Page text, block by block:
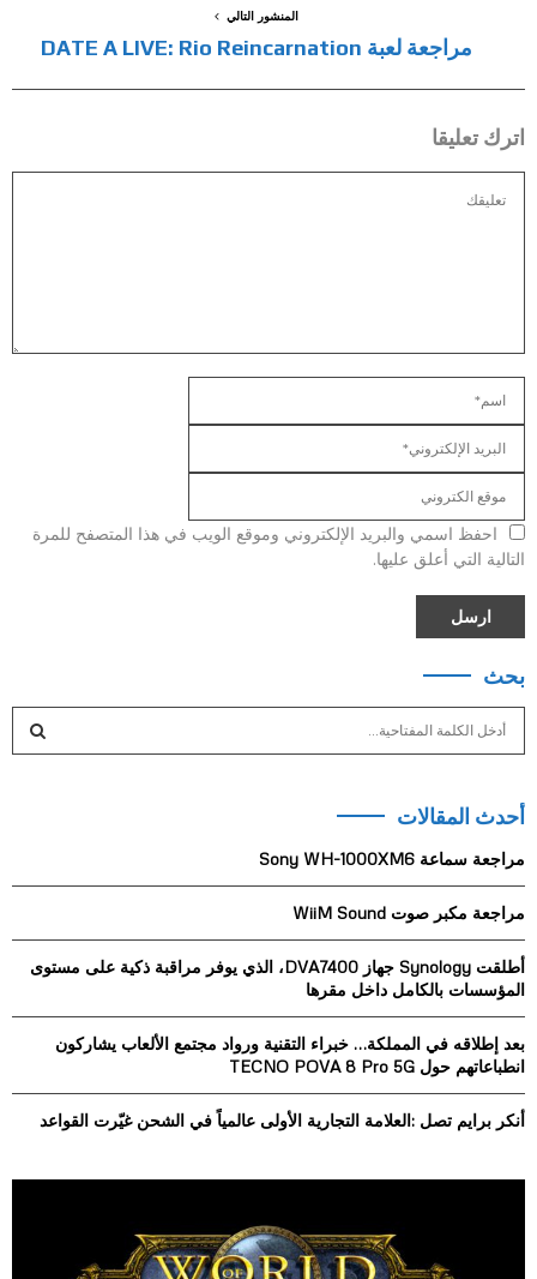
المنشور التالي
مراجعة لعبة DATE A LIVE: Rio Reincarnation
اترك تعليقا
احفظ اسمي والبريد الإلكتروني وموقع الويب في هذا المتصفح للمرة
التالية التي أعلق عليها.
بحث
c
f
r
:
C
H
أحدث المقالات
مراجعة سماعة Sony WH-1000XM6
مراجعة مكبر صوت WiiM Sound
أطلقت Synology جهاز DVA7400، الذي يوفر مراقبة ذكية على مستوى
المؤسسات بالكامل داخل مقرها
بعد إطلاقه في المملكة… خبراء التقنية ورواد مجتمع الألعاب يشاركون
انطباعاتهم حول TECNO POVA 8 Pro 5G
أنكر برايم تصل :العلامة التجارية الأولى عالمياً في الشحن غيّرت القواعد